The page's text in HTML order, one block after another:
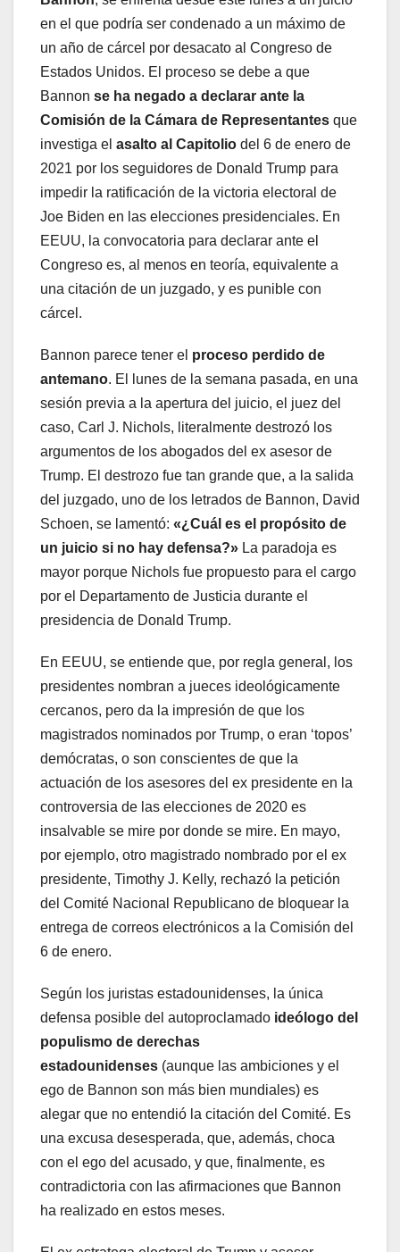
en el que podría ser condenado a un máximo de
un año de cárcel por desacato al Congreso de
Estados Unidos. El proceso se debe a que
Bannon se ha negado a declarar ante la
Comisión de la Cámara de Representantes que
investiga el asalto al Capitolio del 6 de enero de
2021 por los seguidores de Donald Trump para
impedir la ratificación de la victoria electoral de
Joe Biden en las elecciones presidenciales. En
EEUU, la convocatoria para declarar ante el
Congreso es, al menos en teoría, equivalente a
una citación de un juzgado, y es punible con
cárcel.
Bannon parece tener el proceso perdido de
antemano. El lunes de la semana pasada, en una
sesión previa a la apertura del juicio, el juez del
caso, Carl J. Nichols, literalmente destrozó los
argumentos de los abogados del ex asesor de
Trump. El destrozo fue tan grande que, a la salida
del juzgado, uno de los letrados de Bannon, David
Schoen, se lamentó: «¿Cuál es el propósito de
un juicio si no hay defensa?» La paradoja es
mayor porque Nichols fue propuesto para el cargo
por el Departamento de Justicia durante el
presidencia de Donald Trump.
En EEUU, se entiende que, por regla general, los
presidentes nombran a jueces ideológicamente
cercanos, pero da la impresión de que los
magistrados nominados por Trump, o eran ‘topos’
demócratas, o son conscientes de que la
actuación de los asesores del ex presidente en la
controversia de las elecciones de 2020 es
insalvable se mire por donde se mire. En mayo,
por ejemplo, otro magistrado nombrado por el ex
presidente, Timothy J. Kelly, rechazó la petición
del Comité Nacional Republicano de bloquear la
entrega de correos electrónicos a la Comisión del
6 de enero.
Según los juristas estadounidenses, la única
defensa posible del autoproclamado ideólogo del
populismo de derechas
estadounidenses (aunque las ambiciones y el
ego de Bannon son más bien mundiales) es
alegar que no entendió la citación del Comité. Es
una excusa desesperada, que, además, choca
con el ego del acusado, y que, finalmente, es
contradictoria con las afirmaciones que Bannon
ha realizado en estos meses.